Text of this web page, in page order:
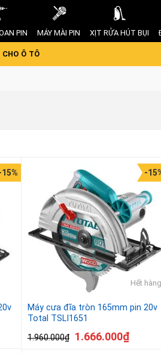
PIN MÁY MÀI PIN XỊT RỬA HÚT BỤI
Ô TÔ
15%
Hết hàng
Máy cưa đĩa tròn 165mm pin 20v
Total TSLI1651
1.960.000₫
-
1.666.000₫